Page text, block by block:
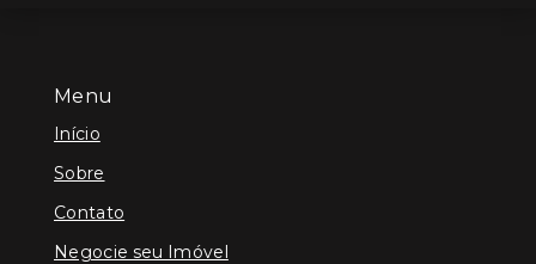
Menu
Início
Sobre
Contato
Negocie seu Imóvel